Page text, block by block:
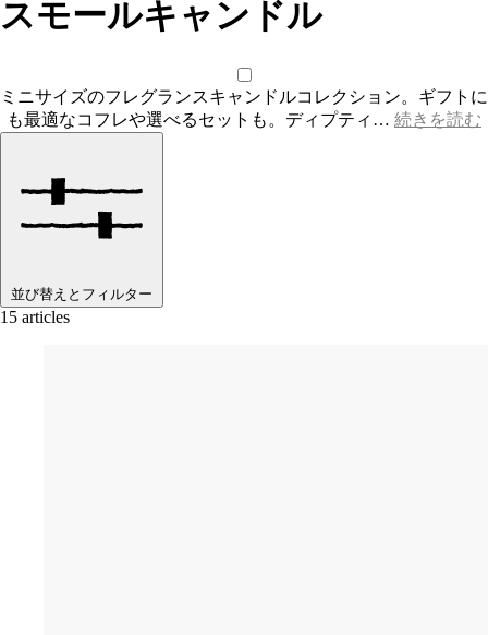
スモールキャンドル
ミニサイズのフレグランスキャンドルコレクション。ギフトに
も最適なコフレや選べるセットも。ディプティ… 続きを読む
並び替えとフィルター
15 articles